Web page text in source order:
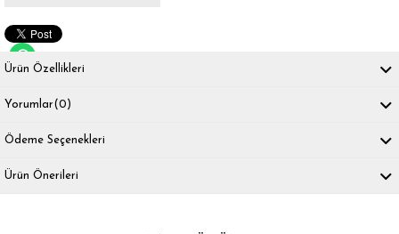
Ürün Özellikleri
Yorumlar(0)
Ödeme Seçenekleri
Ürün Önerileri